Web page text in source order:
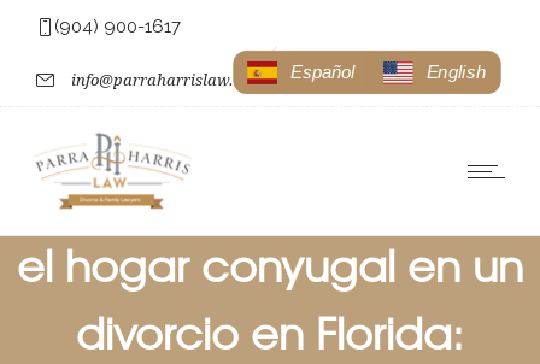
(904) 900-1617
info@parraharrislaw.com
Cómo abordar la
decisión de abandonar
el hogar conyugal en un
divorcio en Florida:
English
Español